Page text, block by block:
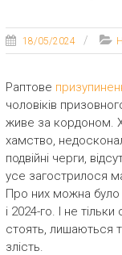
18/05/2024
Раптове
чоловіків
живе за кордоном.
хамство,
подвійні черги,
усе загострилося
Про них можна було
і 2024-го. І не
стоять, лишаються
злість.